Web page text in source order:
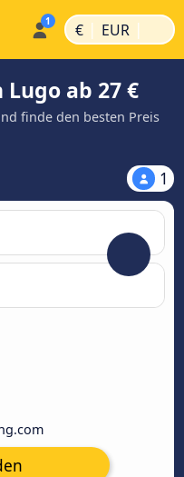
€ | EUR |
Lugo ab 27 €
finde den besten Preis
1